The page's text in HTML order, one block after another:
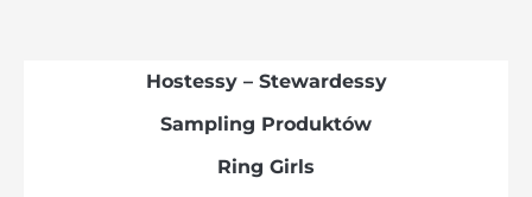
Hostessy – Stewardessy​
Sampling Produktów​
Ring Girls